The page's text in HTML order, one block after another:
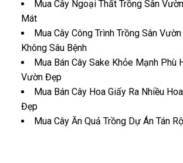
Mua Cây Ngoại Thất Trồng Sân
Mát
Mua Cây Công Trình Trồng Sân
Không Sâu Bệnh
Mua Bán Cây Sake Khỏe Mạnh Phù
Vườn Đẹp
Mua Bán Cây Hoa Giấy Ra Nhiều
Đẹp
Mua Cây Ăn Quả Trồng Dự Án Tán